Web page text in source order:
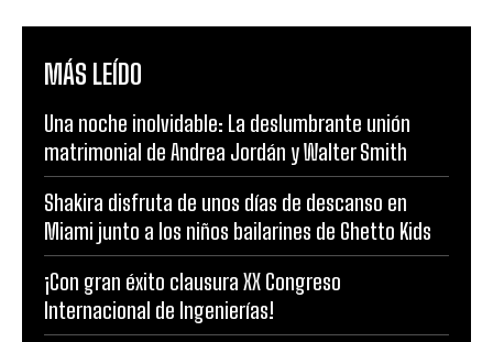
MÁS LEÍDO
Una noche inolvidable: La deslumbrante unión
matrimonial de Andrea Jordán y Walter Smith
Shakira disfruta de unos días de descanso en
Miami junto a los niños bailarines de Ghetto Kids
¡Con gran éxito clausura XX Congreso
Internacional de Ingenierías!